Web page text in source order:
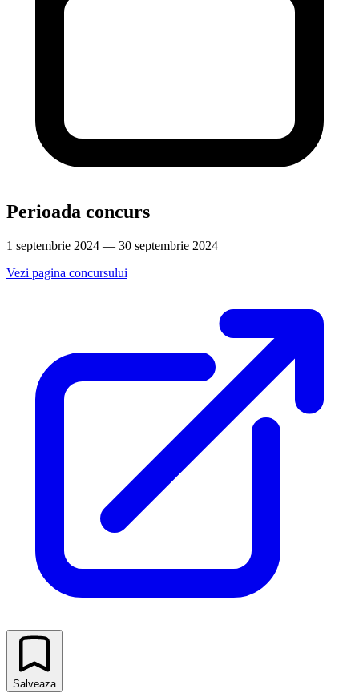
Perioada concurs
1 septembrie 2024 — 30 septembrie 2024
Vezi pagina concursului
Salveaza